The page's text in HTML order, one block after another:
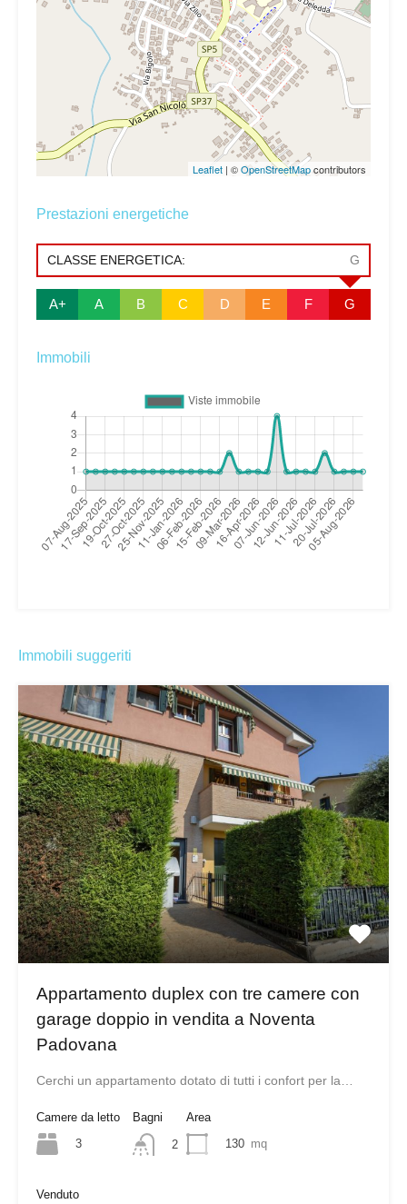
Leaflet | ©OpenStreetMapcontributors
Prestazioni energetiche
CLASSE ENERGETICA: G
A+ A B C D E F G
Immobili
Immobili suggeriti
Appartamento duplex con tre camere con
garage doppio in vendita a Noventa
Padovana
Cerchi un appartamento dotato di tutti i confort per la…
Camere da letto
3
Bagni
2
Area
130 mq
Venduto